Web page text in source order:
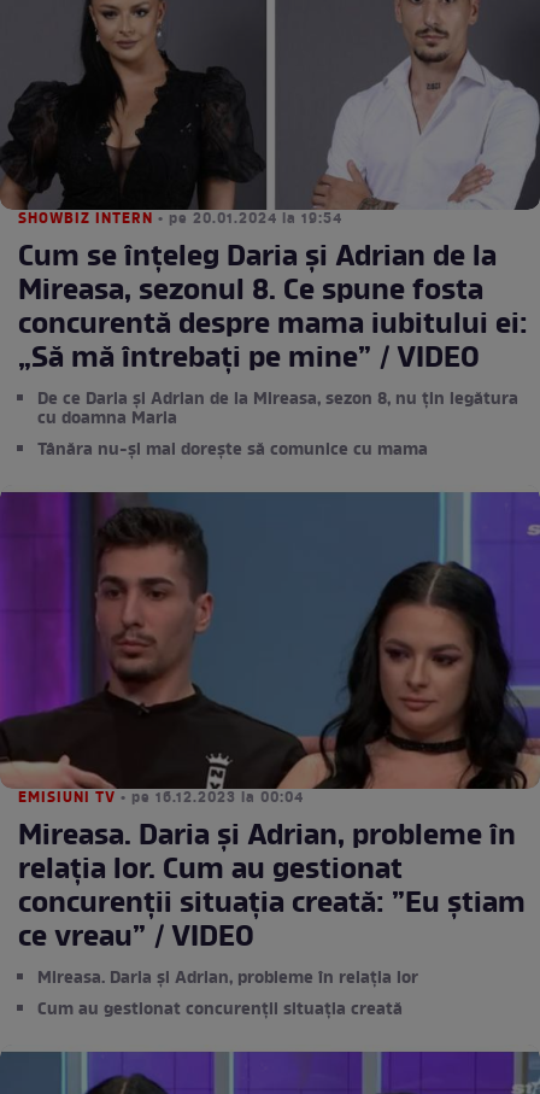
SHOWBIZ INTERN • pe 20.01.2024 la 19:54
Cum se înțeleg Daria și Adrian de la
Mireasa, sezonul 8. Ce spune fosta
concurentă despre mama iubitului ei:
„Să mă întrebați pe mine” / VIDEO
De ce Daria și Adrian de la Mireasa, sezon 8, nu țin legătura
cu doamna Maria
Tânăra nu-și mai dorește să comunice cu mama
EMISIUNI TV • pe 16.12.2023 la 00:04
Mireasa. Daria și Adrian, probleme în
relația lor. Cum au gestionat
concurenții situația creată: ”Eu știam
ce vreau” / VIDEO
Mireasa. Daria și Adrian, probleme în relația lor
Cum au gestionat concurenții situația creată